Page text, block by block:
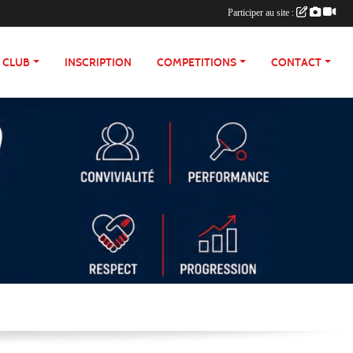
CLUB INSCRIPTION COMPETITIONS CONTACT
Participer au site :